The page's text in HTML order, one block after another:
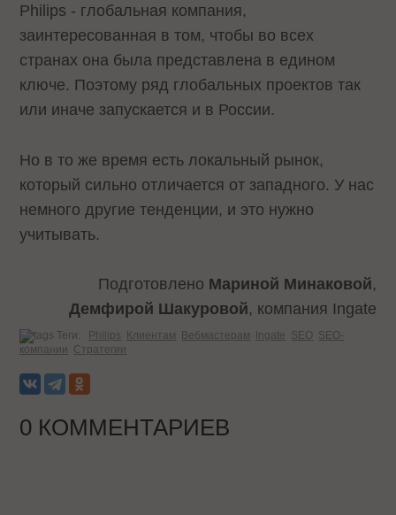
Philips - глобальная компания,
заинтересованная в том, чтобы во всех
странах она была представлена в едином
ключе. Поэтому ряд глобальных проектов так
или иначе запускается и в России.
Но в то же время есть локальный рынок,
который сильно отличается от западного. У нас
немного другие тенденции, и это нужно
учитывать.
Подготовлено Мариной Минаковой,
Демфирой Шакуровой, компания Ingate
Теги: Philips Клиентам Вебмастерам Ingate SEO SEO-
компании Стратегии
0 КОММЕНТАРИЕВ